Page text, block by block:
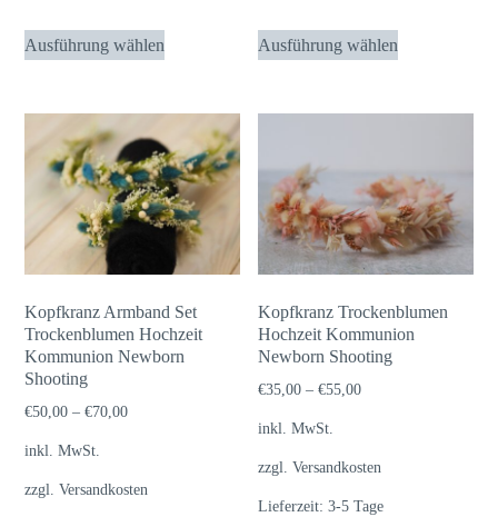
Ausführung wählen
Dieses
Produkt
mehrere
Varianten
auf.
Die
Optionen
können
der
Produktseite
Ausführung wählen
Dieses
Produkt
mehrere
auf.
Die
Optionen
können
Kopfkranz Armband Set
Trockenblumen Hochzeit
Kommunion Newborn
Shooting
€50,00 –€70,00
inkl. MwSt.
zzgl.Versandkosten
Kopfkranz Trockenblumen
Hochzeit Kommunion
Newborn Shooting
€35,00 –€55,00
inkl. MwSt.
zzgl.Versandkosten
Lieferzeit:3-5 Tage